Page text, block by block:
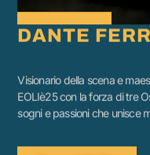
DANTE
Visionario della scena e
EOLIè25 con la forza di tre
sogni e passioni che unisce